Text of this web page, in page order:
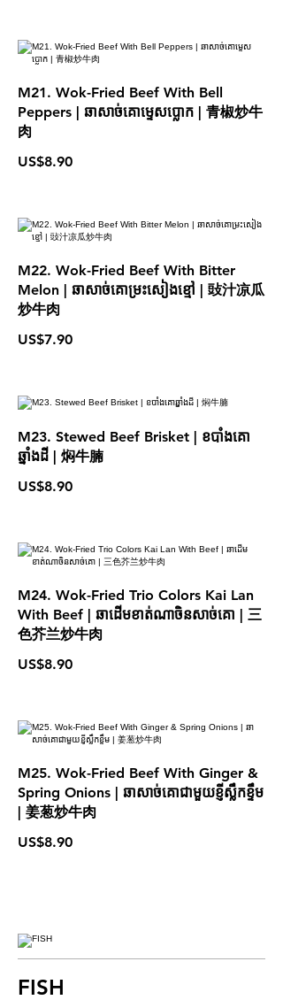
M21. Wok-Fried Beef With Bell
Peppers | ឆាសាច់គោម្ទេសប្លោក | 青椒炒牛
肉
US$8.90
M22. Wok-Fried Beef With Bitter
Melon | ឆាសាច់គោម្រះសៀងខ្មៅ | 䜴汁凉瓜
炒牛肉
US$7.90
M23. Stewed Beef Brisket | ខបាំងគោ
ឆ្នាំងដី​ | 焖牛腩
US$8.90
M24. Wok-Fried Trio Colors Kai Lan
With Beef | ឆាដើមខាត់ណាចិនសាច់គោ | 三
色芥兰炒牛肉
US$8.90
M25. Wok-Fried Beef With Ginger &
Spring Onions | ឆាសាច់គោជាមួយខ្ញីស្លឹកខ្ទឹម
| 姜葱炒牛肉
US$8.90
FISH